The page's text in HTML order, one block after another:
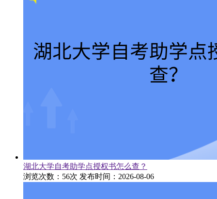
湖北大学自考助学点授权书怎么查？
浏览次数：56次 发布时间：2026-08-06